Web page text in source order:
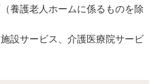
養護老人ホームに係るものを除
設サービス、介護医療院サービ